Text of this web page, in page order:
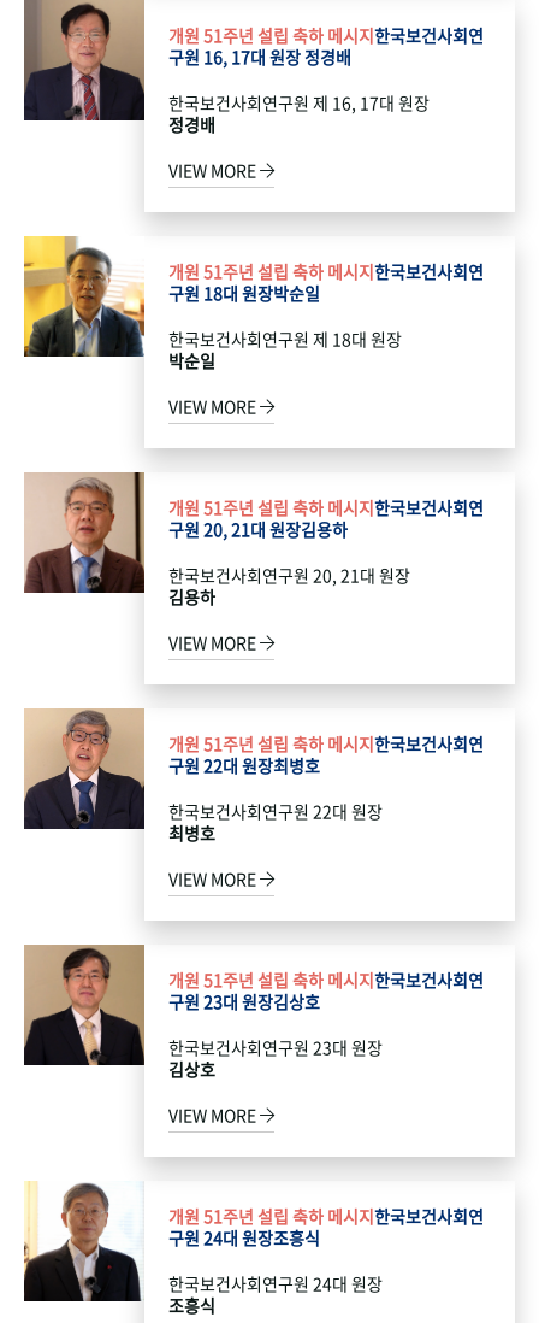
개원 51주년 설립 축하 메시지한국보건사회연
구원 16, 17대 원장 정경배
한국보건사회연구원 제 16, 17대 원장
정경배
VIEW MORE
개원 51주년 설립 축하 메시지한국보건사회연
구원 18대 원장박순일
한국보건사회연구원 제 18대 원장
박순일
VIEW MORE
개원 51주년 설립 축하 메시지한국보건사회연
구원 20, 21대 원장김용하
한국보건사회연구원 20, 21대 원장
김용하
VIEW MORE
개원 51주년 설립 축하 메시지한국보건사회연
구원 22대 원장최병호
한국보건사회연구원 22대 원장
최병호
VIEW MORE
개원 51주년 설립 축하 메시지한국보건사회연
구원 23대 원장김상호
한국보건사회연구원 23대 원장
김상호
VIEW MORE
개원 51주년 설립 축하 메시지한국보건사회연
구원 24대 원장조흥식
한국보건사회연구원 24대 원장
조흥식